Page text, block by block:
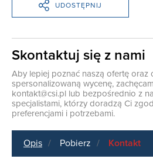
UDOSTĘPNIJ
Skontaktuj się z nami
Aby lepiej poznać naszą ofertę oraz
spersonalizowaną wycenę,
kontakt@csi.pl lub bezpośrednio z
specjalistami, którzy doradzą Ci
preferencjami i potrzebami.
Opis Pobierz Kontakt